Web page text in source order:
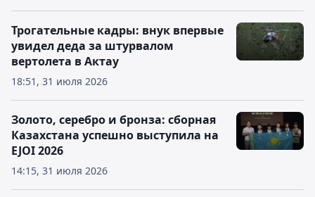
18:51, 31 июля 2026
Трогательные кадры: внук впервые
увидел деда за штурвалом
вертолета в Актау
14:15, 31 июля 2026
Золото, серебро и бронза: сборная
Казахстана успешно выступила на
EJOI 2026